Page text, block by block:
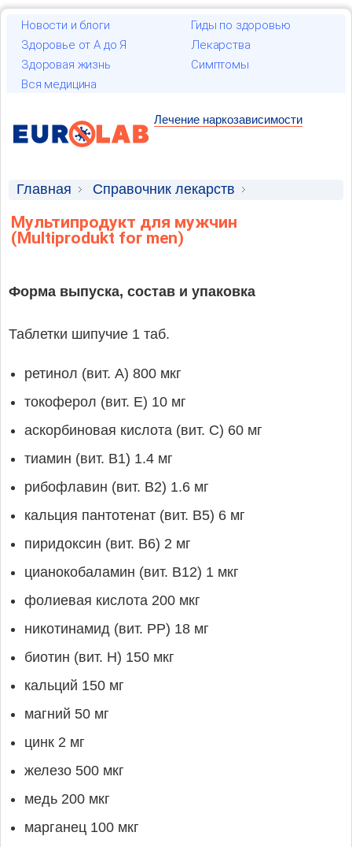
Новости и блоги
Гиды по здоровью
Здоровье от А до Я
Лекарства
Здоровая жизнь
Симптомы
Вся медицина
Лечение наркозависимости
Главная
Справочник лекарств
Лекарственные средства
Мультипродукт для мужчин
(Multiprodukt for men)
Форма выпуска, состав и упаковка
Таблетки шипучие 1 таб.
ретинол (вит. А) 800 мкг
токоферол (вит. Е) 10 мг
аскорбиновая кислота (вит. С) 60 мг
тиамин (вит. В1) 1.4 мг
рибофлавин (вит. B2) 1.6 мг
кальция пантотенат (вит. B5) 6 мг
пиридоксин (вит. B6) 2 мг
цианокобаламин (вит. B12) 1 мкг
фолиевая кислота 200 мкг
никотинамид (вит. PP) 18 мг
биотин (вит. Н) 150 мкг
кальций 150 мг
магний 50 мг
цинк 2 мг
железо 500 мкг
медь 200 мкг
марганец 100 мкг